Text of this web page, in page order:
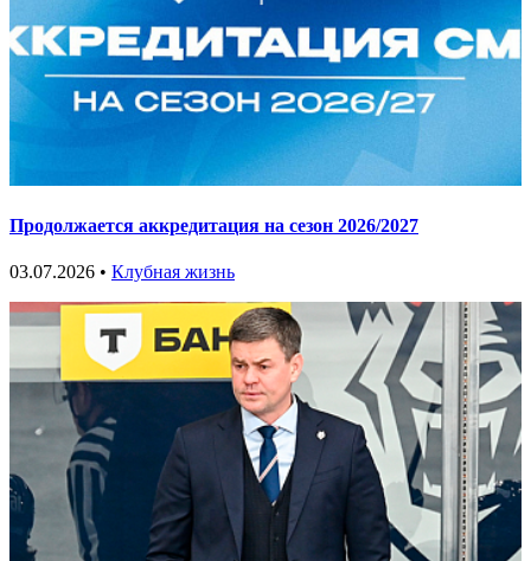
Продолжается аккредитация на сезон 2026/2027
03.07.2026 • Клубная жизнь